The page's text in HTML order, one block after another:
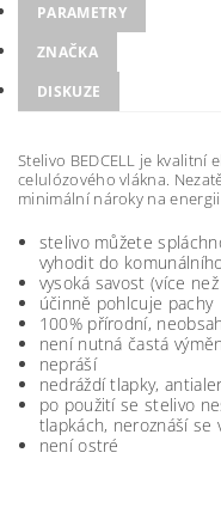
PARAMETRY
ZNAČKA
DISKUZE
Stelivo BEDCELL je kvalitní
celulózového vlákna.
minimální nároky na
stelivo můžete
vyhodit do
vysoká savost (více
účinně pohlcuje pachy
100% přírodní,
není nutná častá
nepráší
nedráždí tlapky,
po použití se stelivo
tlapkách, neroznáší se
není ostré